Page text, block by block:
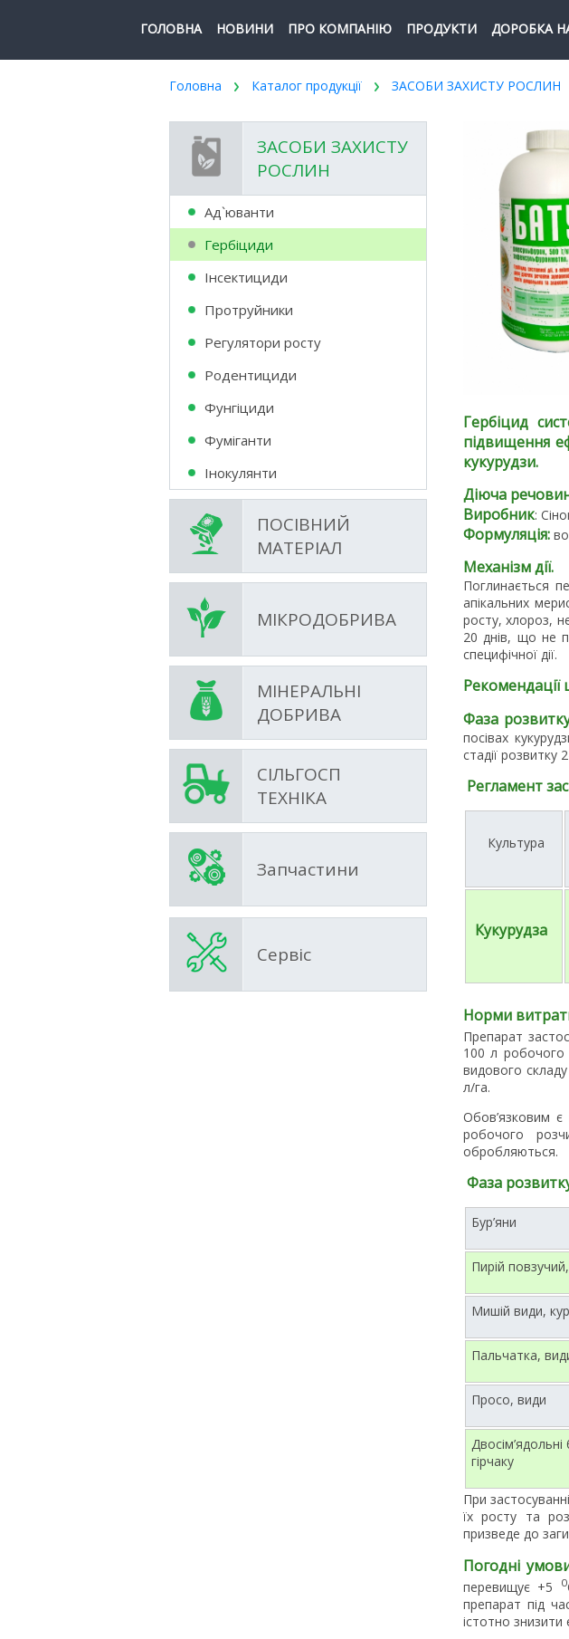
ГОЛОВНА НОВИНИ ПРО КОМПАНІЮ ПРОДУКТИ ДОРОБКА
Головна Каталог продукції ЗАСОБИ ЗАХИСТУ РОСЛИН
ЗАСОБИ ЗАХИСТУ
РОСЛИН
Ад`юванти
Гербіциди
Інсектициди
Протруйники
Регулятори росту
Родентициди
Фунгіциди
Фумiганти
Інокулянти
ПОСІВНИЙ
МАТЕРІАЛ
МІКРОДОБРИВА
МІНЕРАЛЬНІ
ДОБРИВА
СІЛЬГОСП
ТЕХНІКА
Запчастини
Сервіс
Гербіцид
підвищення
кукурудзи.
Діюча
Виробник:
Формуляція:
Механізм дії.
Поглинається
апікальних
росту, хлороз,
20 днів, що не
специфічної дії.
Рекомендації
Фаза
посівах
стадії розвитку
Регламент
Культура
Кукурудза
Норми
Препарат
100 л робочого
видового
л/га.
Обов’язковим
робочого
обробляються.
Фаза
Бур’яни
Пирій
Мишій види,
Пальчатка,
Просо, види
гірчаку
При
їх росту та
призведе до
Погодні
перевищує +5
0
препарат під
істотно знизити